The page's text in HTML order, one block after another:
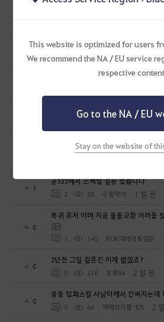
This website is optimized for users
We recommend the NA / EU service
respective
Go to the NA / EU
Stay on the website of
0 89 로뽀또또 1 일 전
1
열받아서 변호사한테 전화했더니...
1 177 공짜안됨 1 일 전
펄업 남의 아이디어 훔치고 그냥 넘어갈
[항해일퀘]매일밤 10시10분 꿈속에서
무량진경 대지서 제20경의 등장
1
공333에서 스펙업 질문 있습니다
2 88 주황악어 1 일 전
0
복귀 유저 이며 지금 물물교환 어려움
1 140 ROK대테러특임단
0
2년전 그일 같은건 이제 없겠죠?
0 218 보셈84 2 일 전
0
꿈둠 업화스킬 사냥터에서 안써지는데
0 64 새벽의기쁨-KR 2